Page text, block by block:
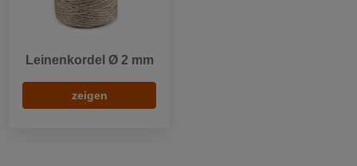
Leinenkordel Ø 2 mm
zeigen